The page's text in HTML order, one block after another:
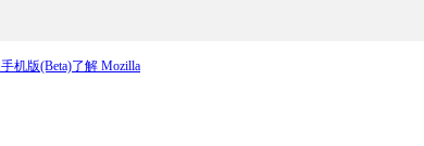
手机版(Beta)了解 Mozilla